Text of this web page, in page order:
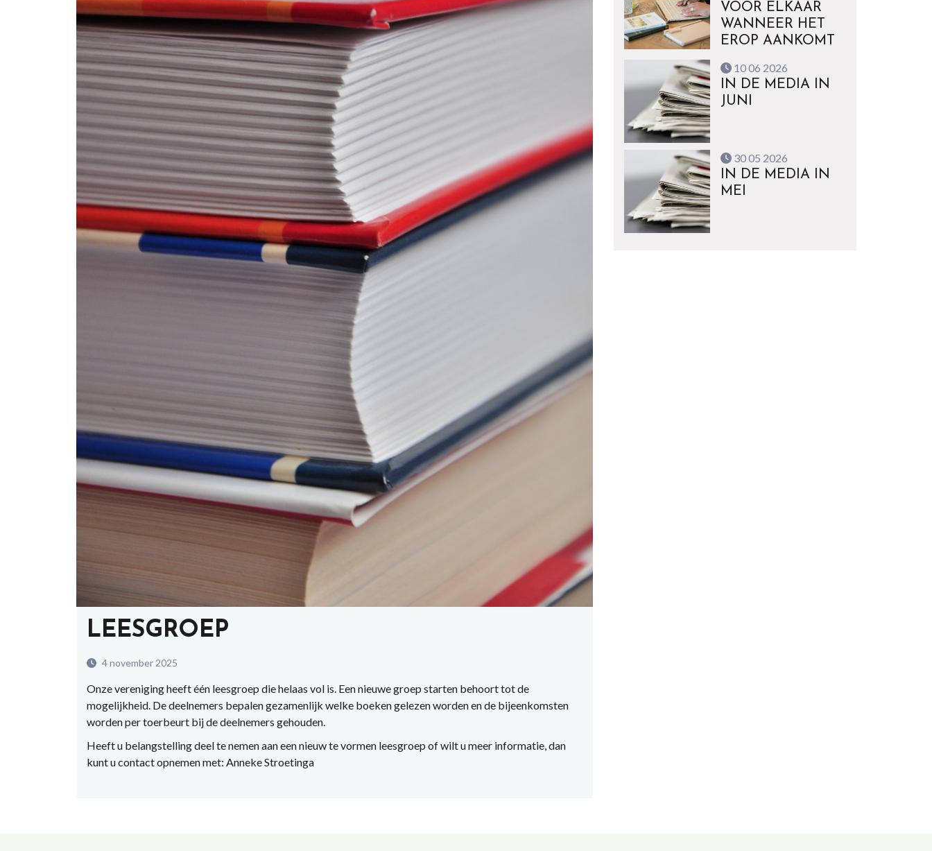
LEESGROEP
4 november 2025
Onze vereniging heeftéén leesgroep die helaas vol is. Een nieuwe groep starten behoort tot de
mogelijkheid.De deelnemers bepalen gezamenlijk welke boeken gelezen worden en de bijeenkomsten
worden per toerbeurt bij de deelnemers gehouden.
Heeft u belangstelling deel te nemen aan een nieuw te vormen leesgroep of wilt u meer informatie, dan
kunt ucontact opnemen met: Anneke Stroetinga
VOOR ELKAAR
WANNEER HET
EROP AANKOMT
10 06 2026
IN DE MEDIA IN
JUNI
30 05 2026
IN DE MEDIA IN
MEI